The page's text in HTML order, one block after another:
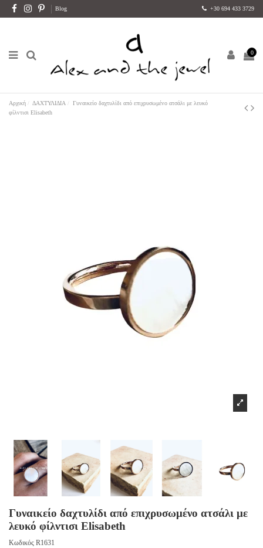
Blog +30 694 433 3729
0
Αρχική ΔΑΧΤΥΛΙΔΙΑ
Γυναικείο δαχτυλίδι από επιχρυσωμένο ατσάλι με λευκό
φίλντισι Elisabeth
Γυναικείο δαχτυλίδι από επιχρυσωμένο ατσάλι με
λευκό φίλντισι Elisabeth
Κωδικός R1631